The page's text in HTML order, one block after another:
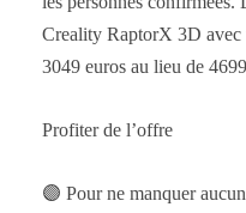
Creality RaptorX 3D
3049 euros au lieu de
Profiter de l’offre
🟣 Pour ne manquer